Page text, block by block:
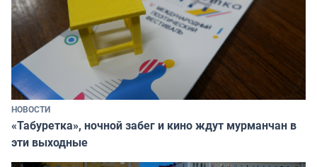
НОВОСТИ
«Табуретка», ночной забег и кино ждут мурманчан в
эти выходные